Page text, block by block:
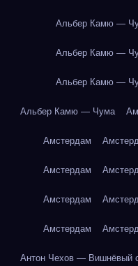
Альбер Камю —
Альбер Камю —
Альбер Камю —
Альбер Камю — Чума
Амстердам
Амстердам
Амстердам
Амстердам
Антон Чехов — Вишнёвый